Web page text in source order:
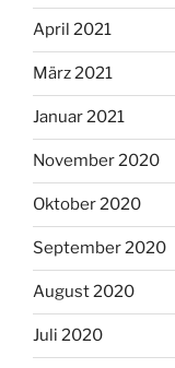
April 2021
März 2021
Januar 2021
November 2020
Oktober 2020
September 2020
August 2020
Juli 2020